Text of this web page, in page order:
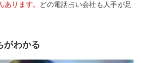
ります。 どの電話占い会社も人手が足
がわかる